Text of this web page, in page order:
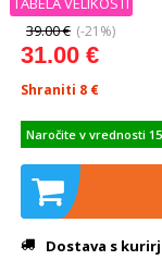
39.00 € (-21%)
31.00 €
Shraniti 8 €
Naročite v vrednosti
Dostava s